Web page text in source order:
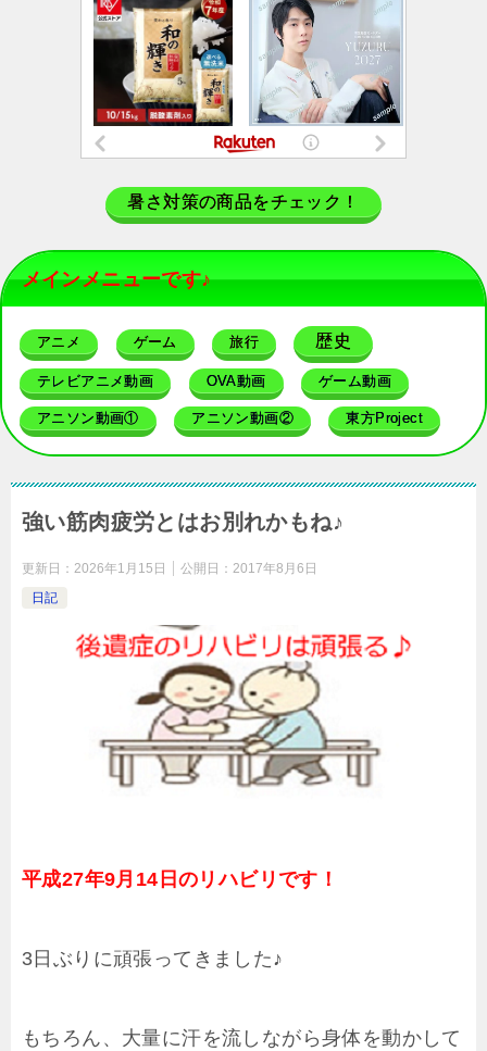
暑さ対策の商品をチェック！
メインメニューです♪
アニメ ゲーム 旅行 歴史
テレビアニメ動画 OVA動画 ゲーム動画
アニソン動画① アニソン動画② 東方Project
強い筋肉疲労とはお別れかもね♪
更新日： 2026年1月15日 公開日： 2017年8月6日
日記
平成27年9月14日のリハビリです！
3日ぶりに頑張ってきました♪
もちろん、大量に汗を流しながら身体を動かして